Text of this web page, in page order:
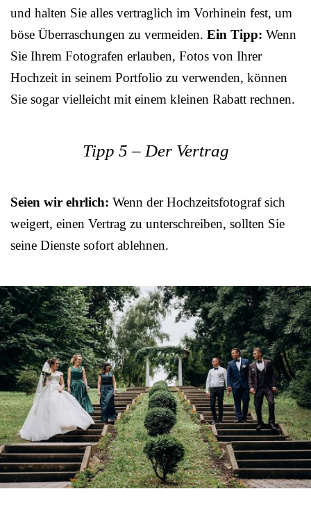
und halten Sie alles vertraglich im Vorhinein fest, um
böse Überraschungen zu vermeiden. Ein Tipp: Wenn
Sie Ihrem Fotografen erlauben, Fotos von Ihrer
Hochzeit in seinem Portfolio zu verwenden, können
Sie sogar vielleicht mit einem kleinen Rabatt rechnen.
Tipp 5 – Der Vertrag
Seien wir ehrlich: Wenn der Hochzeitsfotograf sich
weigert, einen Vertrag zu unterschreiben, sollten Sie
seine Dienste sofort ablehnen.